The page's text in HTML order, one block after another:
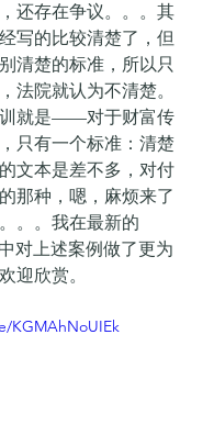
还存在争议。。。其
写的比较清楚了，但
清楚的标准，所以只
法院就认为不清楚。
就是——对于财富传
只有一个标准：清楚
文本是差不多，对付
那种，嗯，麻烦来了
。。我在最新的
对上述案例做了更为
迎欣赏。
KGMAhNoUIEk